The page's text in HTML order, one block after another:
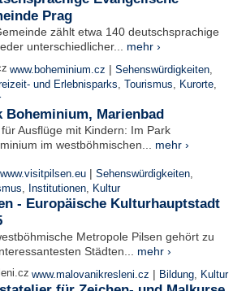
Prag
zählt etwa 140 deutschsprachige
unterschiedlicher... mehr ›
www.boheminium.cz | Sehenswürdigkeiten,
und Erlebnisparks, Tourismus, Kurorte,
Boheminium, Marienbad
Ausflüge mit Kindern: Im Park
im westböhmischen... mehr ›
www.visitpilsen.eu | Sehenswürdigkeiten,
, Institutionen, Kultur
- Europäische Kulturhauptstadt
Metropole Pilsen gehört zu
Städten... mehr ›
www.malovanikresleni.cz | Bildung, Kultur